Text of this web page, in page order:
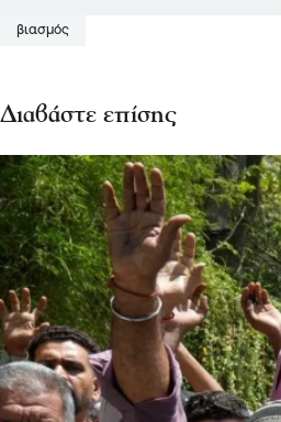
βιασμός
Διαβάστε επίσης